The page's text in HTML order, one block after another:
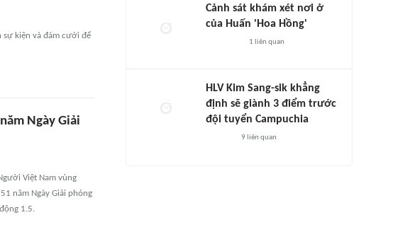
sự kiện và đám cưới để
Ngày Giải
Việt Nam vùng
năm Ngày Giải phóng
1.5.
Cảnh sát khám xét nơi ở
của Huấn 'Hoa Hồng'
1 liên quan
HLV Kim Sang-sik khẳng
định sẽ giành 3 điểm trước
đội tuyển Campuchia
9 liên quan